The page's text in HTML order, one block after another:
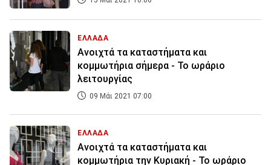
ΕΛΛΑΔΑ
Ανοιχτά τα καταστήματα και
κομμωτήρια σήμερα - Το ωράριο
λειτουργίας
09 Μάι 2021 07:00
ΕΛΛΑΔΑ
Ανοιχτά τα καταστήματα και
κομμωτήρια την Κυριακή - Το ωράριο